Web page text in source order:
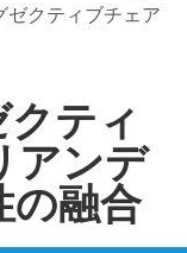
ゼクティブチェア
クティ
アンデ
の融合